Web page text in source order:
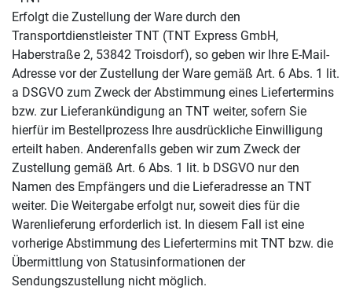
Erfolgt die Zustellung der Ware durch den
Transportdienstleister TNT (TNT Express GmbH,
Haberstraße 2, 53842 Troisdorf), so geben wir Ihre E-Mail-
Adresse vor der Zustellung der Ware gemäß Art. 6 Abs. 1 lit.
a DSGVO zum Zweck der Abstimmung eines Liefertermins
bzw. zur Lieferankündigung an TNT weiter, sofern Sie
hierfür im Bestellprozess Ihre ausdrückliche Einwilligung
erteilt haben. Anderenfalls geben wir zum Zweck der
Zustellung gemäß Art. 6 Abs. 1 lit. b DSGVO nur den
Namen des Empfängers und die Lieferadresse an TNT
weiter. Die Weitergabe erfolgt nur, soweit dies für die
Warenlieferung erforderlich ist. In diesem Fall ist eine
vorherige Abstimmung des Liefertermins mit TNT bzw. die
Übermittlung von Statusinformationen der
Sendungszustellung nicht möglich.